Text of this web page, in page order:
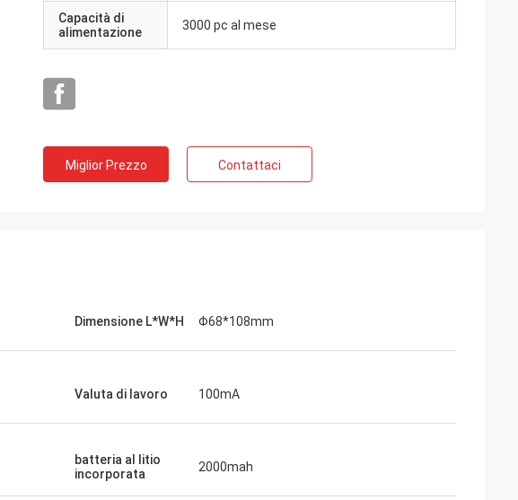
Capacità di
alimentazione
3000 pc al mese
Miglior Prezzo Contattaci
Dimensione L*W*H Φ68*108mm
Valuta di lavoro 100mA
batteria al litio
incorporata
2000mah